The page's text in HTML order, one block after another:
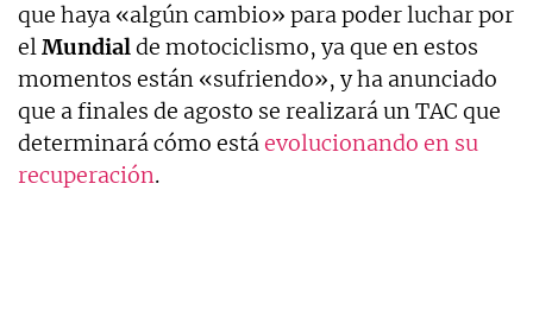
que haya «algún cambio» para poder luchar por
elMundialde motociclismo, ya que en estos
momentos están «sufriendo», y ha anunciado
que a finales de agosto se realizará un TAC que
determinará cómo estáevolucionando en su
recuperación.